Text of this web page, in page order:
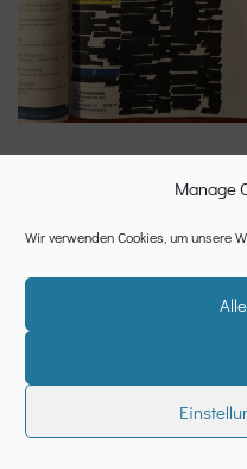
Manage
Wir verwenden Cookies, um unsere
Neve| Powered byWordPress